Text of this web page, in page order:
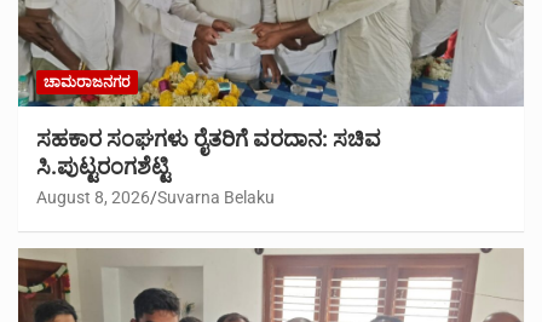
ಚಾಮರಾಜನಗರ
ಸಹಕಾರ ಸಂಘಗಳು ರೈತರಿಗೆ ವರದಾನ: ಸಚಿವ
ಸಿ.ಪುಟ್ಟರಂಗಶೆಟ್ಟಿ
August 8, 2026 Suvarna Belaku